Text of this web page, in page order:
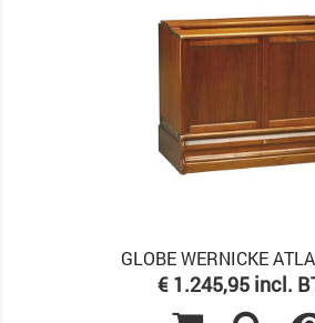
GLOBE WERNICKE
Prijs
€ 1.245,95 incl.